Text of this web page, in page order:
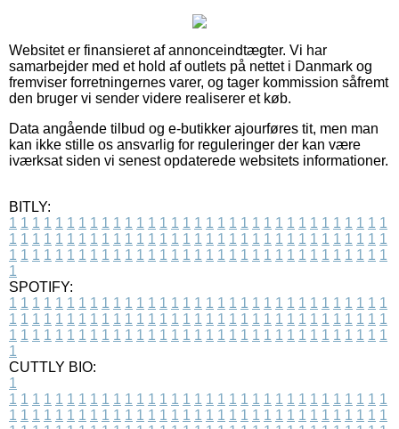
Websitet er finansieret af annonceindtægter. Vi har
samarbejder med et hold af outlets på nettet i Danmark og
fremviser forretningernes varer, og tager kommission såfremt
den bruger vi sender videre realiserer et køb.
Data angående tilbud og e-butikker ajourføres tit, men man
kan ikke stille os ansvarlig for reguleringer der kan være
iværksat siden vi senest opdaterede websitets informationer.
BITLY:
1 1 1 1 1 1 1 1 1 1 1 1 1 1 1 1 1 1 1 1 1 1 1 1 1 1 1 1 1 1 1 1 1
1 1 1 1 1 1 1 1 1 1 1 1 1 1 1 1 1 1 1 1 1 1 1 1 1 1 1 1 1 1 1 1 1
1 1 1 1 1 1 1 1 1 1 1 1 1 1 1 1 1 1 1 1 1 1 1 1 1 1 1 1 1 1 1 1 1
1
SPOTIFY:
1 1 1 1 1 1 1 1 1 1 1 1 1 1 1 1 1 1 1 1 1 1 1 1 1 1 1 1 1 1 1 1 1
1 1 1 1 1 1 1 1 1 1 1 1 1 1 1 1 1 1 1 1 1 1 1 1 1 1 1 1 1 1 1 1 1
1 1 1 1 1 1 1 1 1 1 1 1 1 1 1 1 1 1 1 1 1 1 1 1 1 1 1 1 1 1 1 1 1
1
CUTTLY BIO:
1
1 1 1 1 1 1 1 1 1 1 1 1 1 1 1 1 1 1 1 1 1 1 1 1 1 1 1 1 1 1 1 1 1
1 1 1 1 1 1 1 1 1 1 1 1 1 1 1 1 1 1 1 1 1 1 1 1 1 1 1 1 1 1 1 1 1